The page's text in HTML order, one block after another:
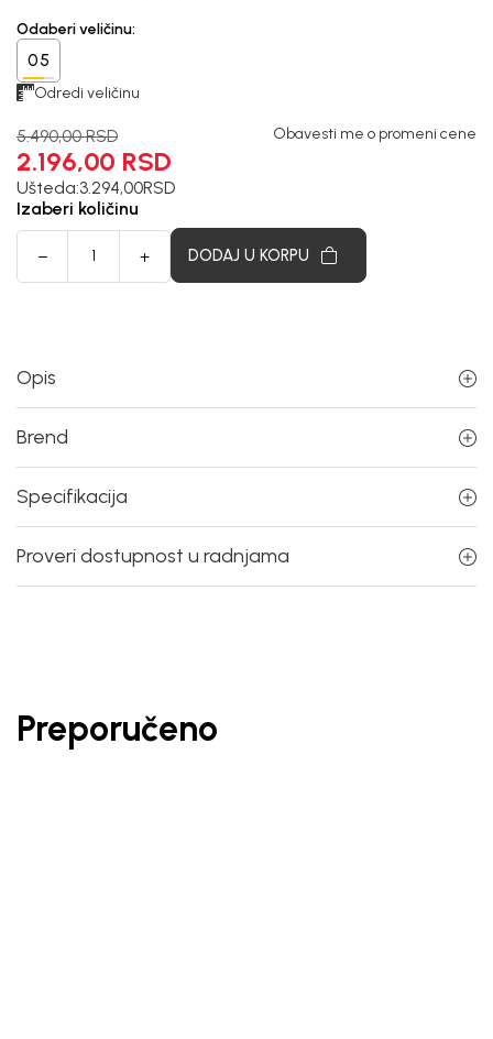
Odaberi veličinu:
05
Odredi veličinu
5.490,00 RSD
2.196,00 RSD
Ušteda:3.294,00RSD
Obavesti me o promeni cene
Izaberi količinu
DODAJ U KORPU
Opis
Brend
Specifikacija
Proveri dostupnost u radnjama
Preporučeno